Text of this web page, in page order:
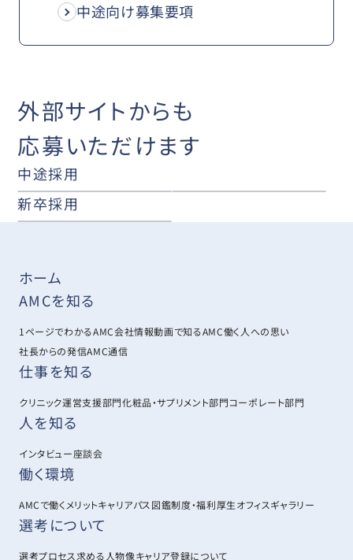
中途向け募集要項
外部サイトからも
応募いただけます
中途採用
新卒採用
ホーム
AMCを知る
1ページでわかるAMC会社情報動画で知るAMC働く人への思い
社長からの発信AMC通信
仕事を知る
クリニック運営支援部門化粧品・サプリメント部門コーポレート部門
人を知る
インタビュー座談会
働く環境
AMCで働くメリットキャリアパス図鑑制度・福利厚生オフィスギャラリー
選考について
選考プロセス求める人物像キャリア登録について